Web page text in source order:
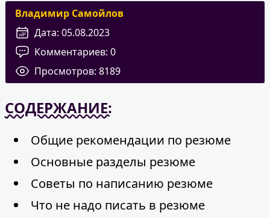
Владимир Самойлов
Дата: 05.08.2023
Комментариев: 0
Просмотров: 8189
СОДЕРЖАНИЕ:
Общие рекомендации по резюме
Основные разделы резюме
Советы по написанию резюме
Что не надо писать в резюме